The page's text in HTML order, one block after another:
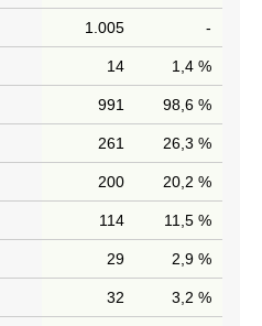
1.005 -
14 1,4 %
991 98,6 %
261 26,3 %
200 20,2 %
114 11,5 %
29 2,9 %
32 3,2 %